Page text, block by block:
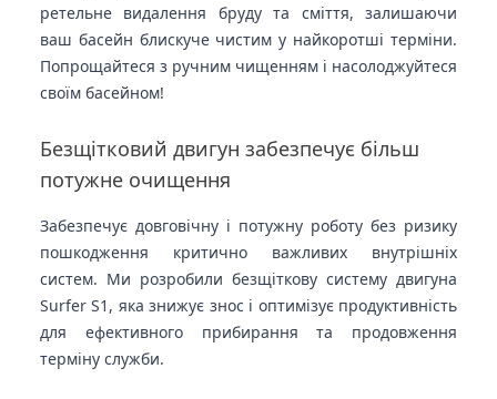
ретельне видалення бруду та сміття, залишаючи
ваш басейн блискуче чистим у найкоротші терміни.
Попрощайтеся з ручним чищенням і насолоджуйтеся
своїм басейном!
Безщітковий двигун забезпечує більш
потужне очищення
Забезпечує довговічну і потужну роботу без ризику
пошкодження критично важливих внутрішніх
систем. Ми розробили безщіткову систему двигуна
Surfer S1, яка знижує знос і оптимізує продуктивність
для ефективного прибирання та продовження
терміну служби.